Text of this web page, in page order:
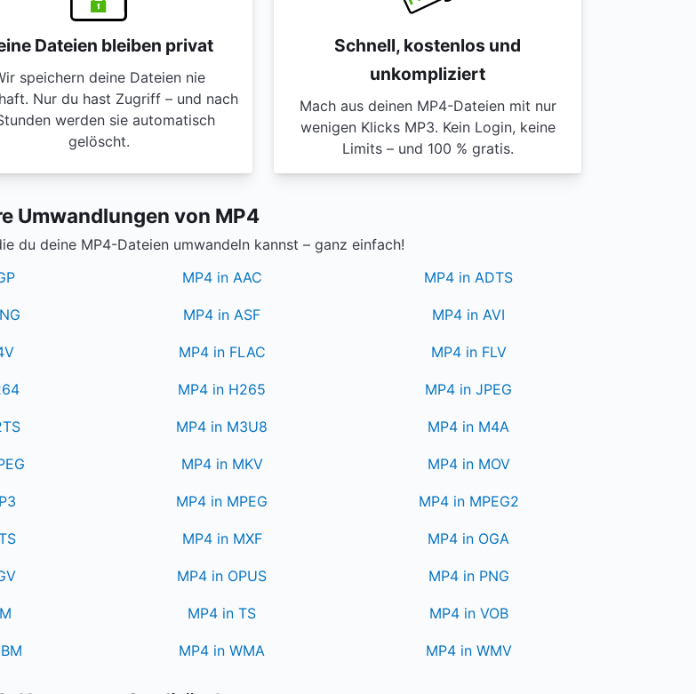
Dateien bleiben privat
speichern deine Dateien nie
Nur du hast Zugriff – und nach
werden sie automatisch
gelöscht.
Schnell, kostenlos und
unkompliziert
Mach aus deinen MP4-Dateien mit nur
wenigen Klicks MP3. Kein Login, keine
Limits – und 100 % gratis.
Umwandlungen von MP4
du deine MP4-Dateien umwandeln kannst – ganz einfach!
MP4 in AAC MP4 in ADTS
MP4 in ASF MP4 in AVI
MP4 in FLAC MP4 in FLV
MP4 in H265 MP4 in JPEG
MP4 in M3U8 MP4 in M4A
MP4 in MKV MP4 in MOV
MP4 in MPEG MP4 in MPEG2
MP4 in MXF MP4 in OGA
MP4 in OPUS MP4 in PNG
MP4 in TS MP4 in VOB
MP4 in WMA MP4 in WMV